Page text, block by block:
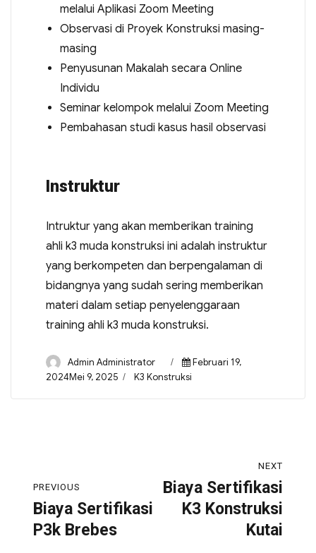
melalui Aplikasi Zoom Meeting
Observasi di Proyek Konstruksi masing-
masing
Penyusunan Makalah secara Online
Individu
Seminar kelompok melalui Zoom Meeting
Pembahasan studi kasus hasil observasi
Instruktur
Intruktur yang akan memberikan training
ahli k3 muda konstruksi ini adalah instruktur
yang berkompeten dan berpengalaman di
bidangnya yang sudah sering memberikan
materi dalam setiap penyelenggaraan
training ahli k3 muda konstruksi.
Admin Administrator
Februari 19,
2024Mei 9, 2025
K3 Konstruksi
PREVIOUS
Biaya Sertifikasi
P3k Brebes
NEXT
Biaya Sertifikasi
K3 Konstruksi
Kutai